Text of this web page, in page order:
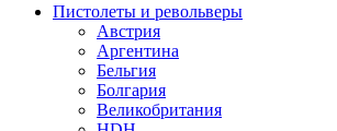
Пистолеты и револьверы
Австрия
Аргентина
Бельгия
Болгария
Великобритания